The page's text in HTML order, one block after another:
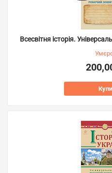
Всесвітня історія.